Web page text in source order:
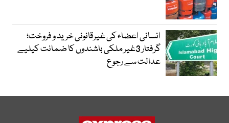
انسانی اعضاء کی غیرقانونی خرید و فروخت؛
گرفتار 3غیر ملکی باشندوں کا ضمانت کیلیے
عدالت سے رجوع